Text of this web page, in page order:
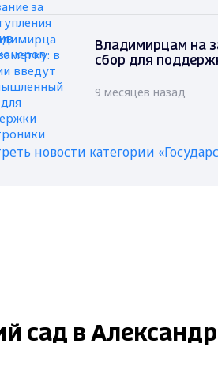
Владимирцам на
сбор для
9 месяцев назад
новости категории
сад в